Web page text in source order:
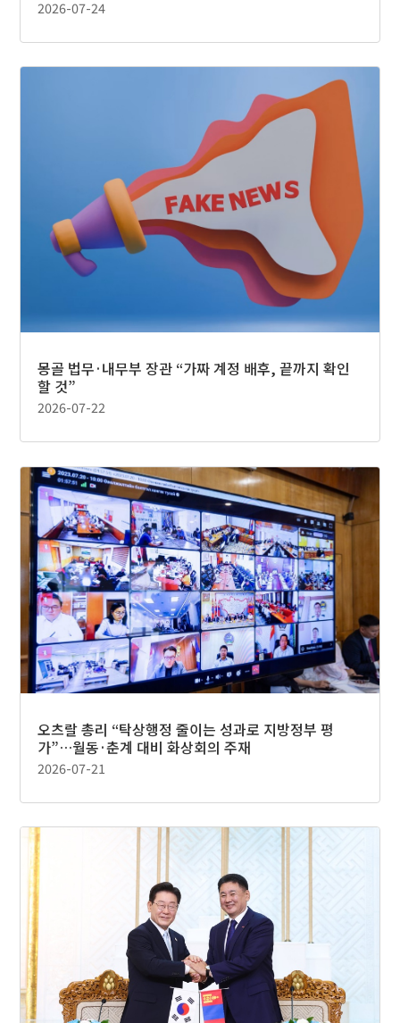
2026-07-24
몽골 법무·내무부 장관 “가짜 계정 배후, 끝까지 확인
할 것”
2026-07-22
오츠랄 총리 “탁상행정 줄이는 성과로 지방정부 평
가”…월동·춘계 대비 화상회의 주재
2026-07-21